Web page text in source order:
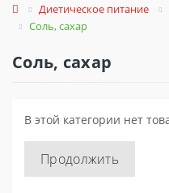
Диетическое питание
Соль, сахар
Соль, сахар
В этой категории нет
Продолжить